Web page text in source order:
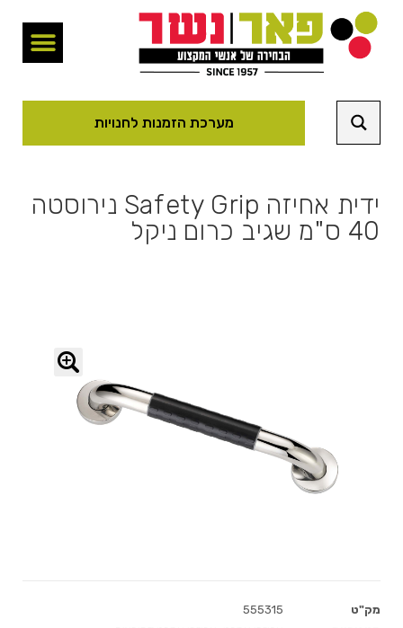
מערכת הזמנות לחנויות
ידית אחיזה Safety Grip נירוסטה
40 ס"מ שגיב כרום ניקל
מק"ט
555315